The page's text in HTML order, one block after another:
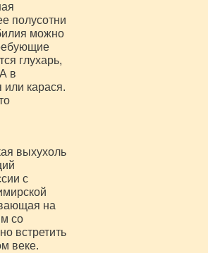
полусотни
можно
глухарь,
в
карася.
выхухоль
с
на
со
встретить
веке.